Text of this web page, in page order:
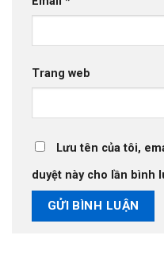
Trang web
Lưu tên của tôi,
duyệt này cho lần bình